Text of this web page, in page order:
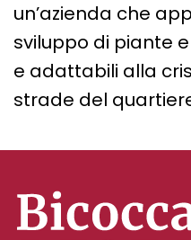
un’azienda che
sviluppo di piante
e adattabili alla
strade del